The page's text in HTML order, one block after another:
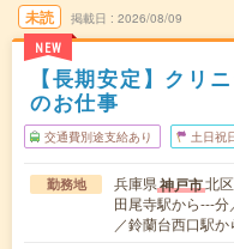
未読
NEW
掲載日 2026/08/09
【長期安定】クリ
のお仕事
交通費別途支給あり 土日祝
勤務地 兵庫県神戸市北区
田尾寺駅から---
／鈴蘭台西口駅